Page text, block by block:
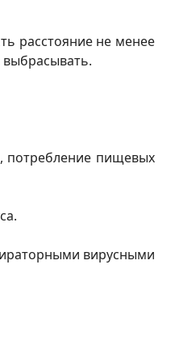
расстояние не менее
потребление пищевых
вирусными